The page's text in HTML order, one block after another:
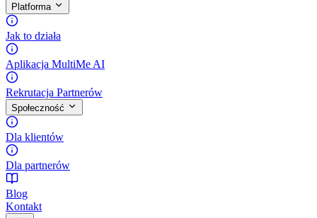
Platforma
Jak to działa
Aplikacja MultiMe AI
Rekrutacja Partnerów
Społeczność
Dla klientów
Dla partnerów
Blog
Kontakt